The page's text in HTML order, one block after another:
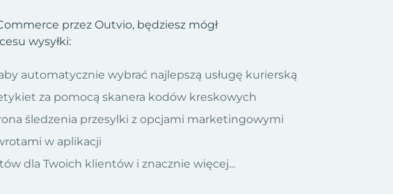
przez Outvio, będziesz mógł
wysyłki:
automatycznie wybrać najlepszą usługę kurierską
za pomocą skanera kodów kreskowych
śledzenia przesylki z opcjami marketingowymi
w aplikacji
dla Twoich klientów i znacznie więcej...